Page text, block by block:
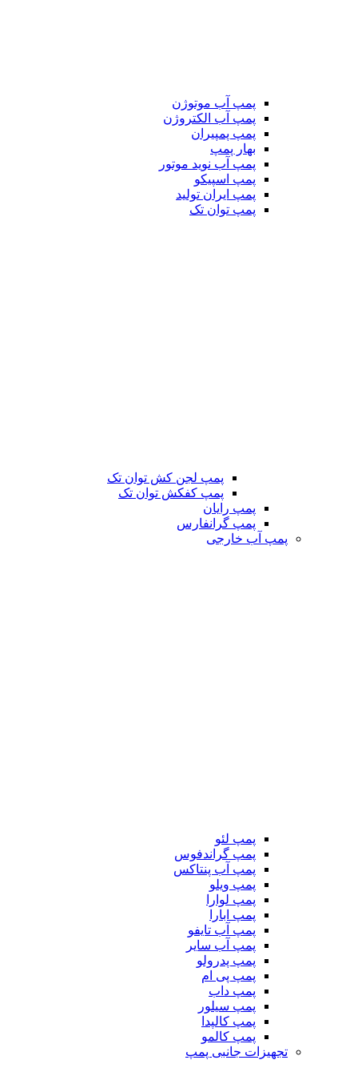
پمپ آب موتوژن
پمپ آب الکتروژن
پمپ پمپیران
بهار پمپ
پمپ آب نوید موتور
پمپ اسپیکو
پمپ ایران تولید
پمپ توان تک
پمپ لجن کش توان تک
پمپ کفکش توان تک
پمپ رایان
پمپ گرانفارس
پمپ آب خارجی
پمپ لئو
پمپ گراندفوس
پمپ آب پنتاکس
پمپ ویلو
پمپ لوارا
پمپ ابارا
پمپ آب تایفو
پمپ آب سایر
پمپ پدرولو
پمپ پی ام
پمپ داب
پمپ سیلور
پمپ کالپدا
پمپ کالمو
تجهیزات جانبی پمپ